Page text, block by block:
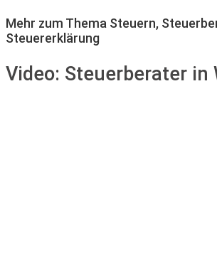
Mehr zum Thema Steuern,
Steuererklärung
Video: Steuerberater in